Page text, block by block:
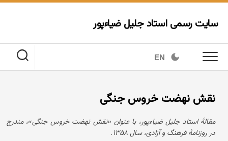
Skip
content
سایت رسمی استاد جلیل ضیاءپور
EN
نقش نهضت خروس جنگی
مقالهٔ استاد جلیل ضیاءپور، با عنوان «نقش نهضت خروس جنگی»، مندرج
در روزنامهٔ فرهنگ و آزادی، سال ۱۳۵۸.